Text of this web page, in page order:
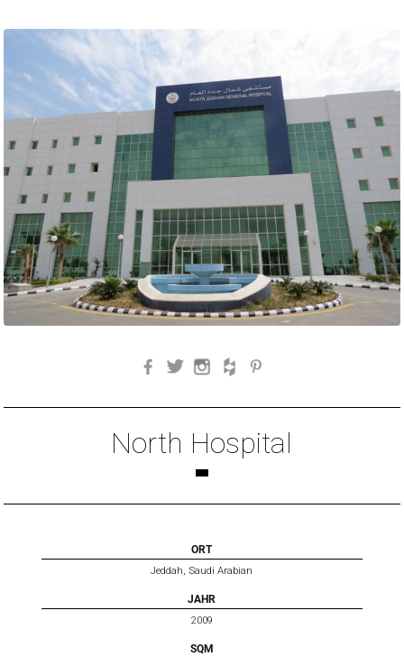
Facebook
TwitterInstagram
Houzz
North Hospital
ORT
Jeddah, Saudi Arabian
JAHR
2009
SQM